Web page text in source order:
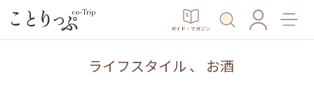
ガイド・マガジン
ライフスタイル、 お酒